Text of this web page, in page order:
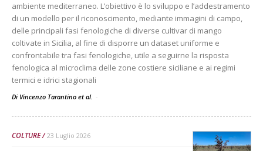
ambiente mediterraneo. L’obiettivo è lo sviluppo e l’addestramento
di un modello per il riconoscimento, mediante immagini di campo,
delle principali fasi fenologiche di diverse cultivar di mango
coltivate in Sicilia, al fine di disporre un dataset uniforme e
confrontabile tra fasi fenologiche, utile a seguirne la risposta
fenologica al microclima delle zone costiere siciliane e ai regimi
termici e idrici stagionali
Di Vincenzo Tarantino et al. -
COLTURE 23 Luglio 2026